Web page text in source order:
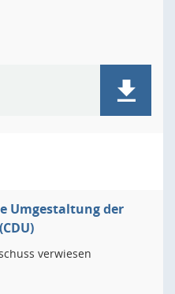
Umgestaltung der
verwiesen